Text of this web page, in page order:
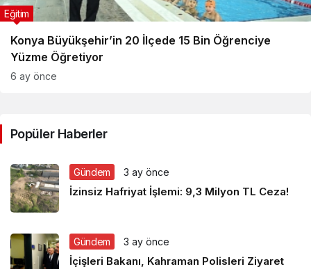
Konya Büyükşehir’in 20 İlçede 15 Bin Öğrenciye
Yüzme Öğretiyor
Eğitim
6 ay önce
Popüler Haberler
Gündem 3 ay önce
İzinsiz Hafriyat İşlemi: 9,3 Milyon TL Ceza!
Gündem 3 ay önce
İçişleri Bakanı, Kahraman Polisleri Ziyaret